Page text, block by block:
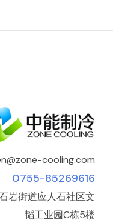
cooling.com
0755-85269616
岩街道应人石社区文
韬工业园C栋5楼